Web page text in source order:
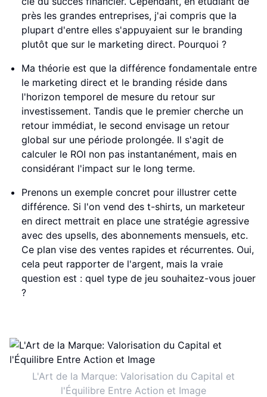
près les grandes entreprises, j'ai compris que la
plupart d'entre elles s'appuyaient sur le branding
plutôt que sur le marketing direct. Pourquoi ?
Ma théorie est que la différence fondamentale entre
le marketing direct et le branding réside dans
l'horizon temporel de mesure du retour sur
investissement. Tandis que le premier cherche un
retour immédiat, le second envisage un retour
global sur une période prolongée. Il s'agit de
calculer le ROI non pas instantanément, mais en
considérant l'impact sur le long terme.
Prenons un exemple concret pour illustrer cette
différence. Si l'on vend des t-shirts, un marketeur
en direct mettrait en place une stratégie agressive
avec des upsells, des abonnements mensuels, etc.
Ce plan vise des ventes rapides et récurrentes. Oui,
cela peut rapporter de l'argent, mais la vraie
question est : quel type de jeu souhaitez-vous jouer
?
L'Art de la Marque: Valorisation du Capital et
l'Équilibre Entre Action et Image